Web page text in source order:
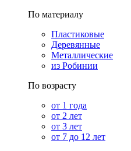
По материалу
Пластиковые
Деревянные
Металлические
из Робинии
По возрасту
от 1 года
от 2 лет
от 3 лет
от 7 до 12 лет